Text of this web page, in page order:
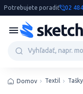
Potrebujete poradiť 02
Domov Textil Tašky